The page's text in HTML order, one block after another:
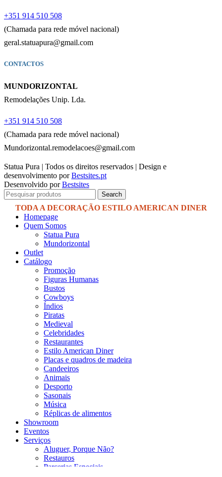
+351 914 510 508
(Chamada para rede móvel nacional)
geral.statuapura@gmail.com
CONTACTOS
MUNDORIZONTAL
Remodelações Unip. Lda.
+351 914 510 508
(Chamada para rede móvel nacional)
Mundorizontal.remodelacoes@gmail.com
Statua Pura | Todos os direitos reservados | Design e
desenvolvimento porBestsites.pt
Desenvolvido porBestsites
Search
Homepage
Quem Somos
Statua Pura
Mundorizontal
Outlet
Catálogo
Promoção
Figuras Humanas
Bustos
Cowboys
Índios
Piratas
Medieval
Celebridades
Restaurantes
Estilo American Diner
Placas e quadros de madeira
Candeeiros
Animais
Desporto
Sasonais
Música
Réplicas de alimentos
Showroom
Eventos
Serviços
Aluguer, Porque Não?
Restauros
Parcerias Especiais